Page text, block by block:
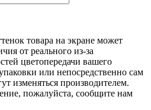
товара на экране может
от реального из-за
цветопередачи вашего
или непосредственно сам
изменяться производителем.
пожалуйста, сообщите нам